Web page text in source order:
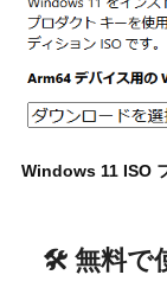
Windows 11 ISO
🛠 無料で